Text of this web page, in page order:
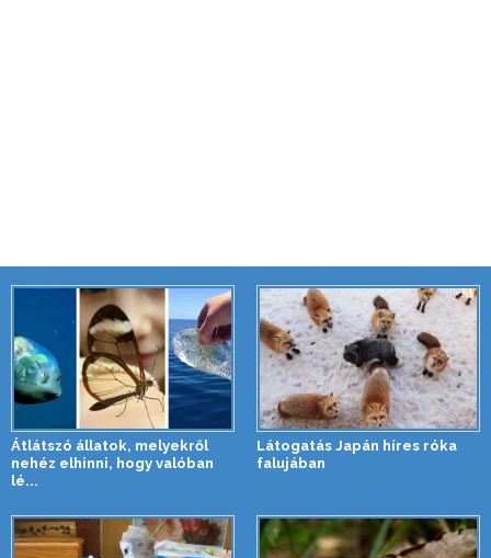
Átlátszó állatok, melyekről
nehéz elhinni, hogy valóban
lé...
Látogatás Japán híres róka
falujában